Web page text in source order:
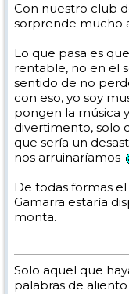
Pepe
Con nuestro club
sorprende mucho
Lo que pasa es
rentable, no en el
sentido de no
con eso, yo soy
pongen la música
divertimento, solo
que sería un
nos arruinaríamos
De todas formas
Gamarra estaría
monta.
Solo aquel que
palabras de aliento